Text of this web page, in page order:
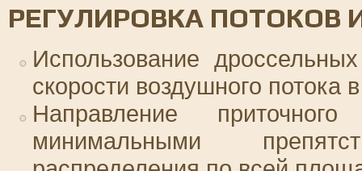
РЕГУЛИРОВКА ПОТОКОВ
Использование
скорости воздушного потока
Направление
минимальными